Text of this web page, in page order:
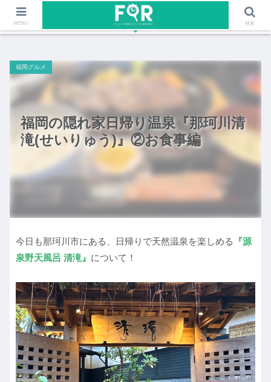
ファッションや福岡のワクワクする情報を発信！！
福岡の隠れ家日帰り温泉『那珂川清
滝(せいりゅう)』②お食事編
福岡グルメ
今日も那珂川市にある、日帰りで天然温泉を楽しめる
『源
泉野天風呂 清滝』 について！
MENU 検索